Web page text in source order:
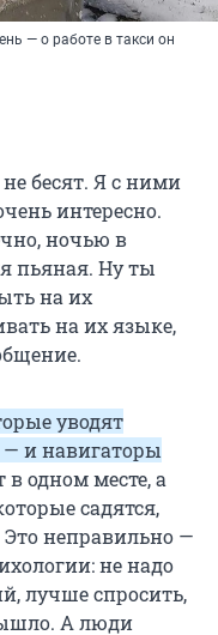
— о работе в такси он
бесят. Я с ними
интересно.
ночью в
пьяная. Ну ты
на их
на их языке,
уводят
и навигаторы
в одном месте, а
садятся,
неправильно —
не надо
лучше спросить,
А люди